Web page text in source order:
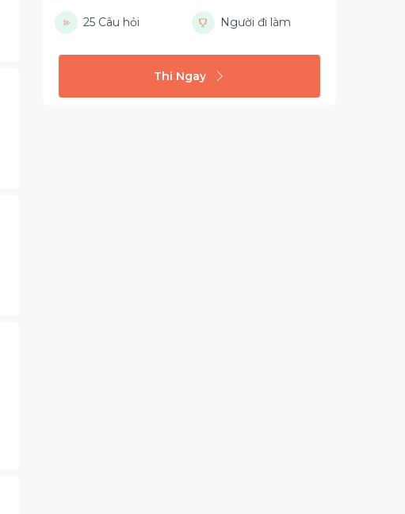
25 Câu hỏi Người đi làm
Thi Ngay